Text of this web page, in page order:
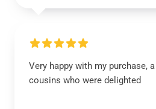
Very happy with my purchase,
cousins who were delighted